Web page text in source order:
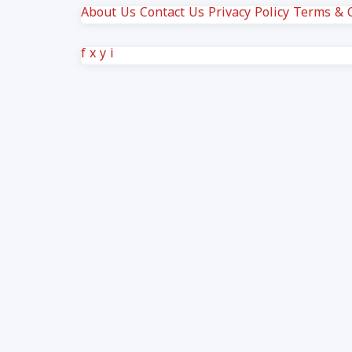
About Us Contact Us Privacy Policy Terms &
f x y i